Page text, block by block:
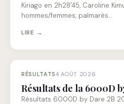
Kiriago en 2h28'45, Caroline
hommes/femmes, palmarès…
LIRE →
RÉSULTATS4 AOÛT 2026
Résultats de la 6000D
Résultats 6000D by Dare 2B